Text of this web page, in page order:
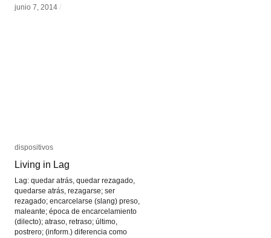
junio 7, 2014 /
junio 7, 2014 /
dispositivos
Living in Lag
Lag: quedar atrás, quedar rezagado,
quedarse atrás, rezagarse; ser
rezagado; encarcelarse (slang) preso,
maleante; época de encarcelamiento
(dilecto); atraso, retraso; último,
postrero; (inform.) diferencia como
dispositivos
Living in Lag